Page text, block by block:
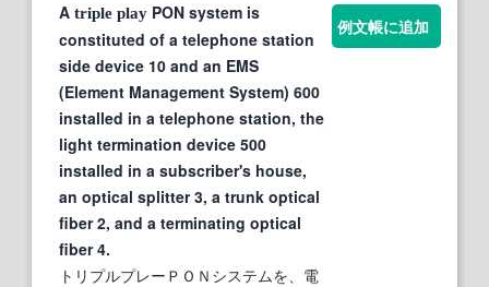
A triple play PON system is
constituted of a telephone station
side device 10 and an EMS
(Element Management System) 600
installed in a telephone station, the
light termination device 500
installed in a subscriber's house,
an optical splitter 3, a trunk optical
fiber 2, and a terminating optical
fiber 4.
トリプルプレーＰＯＮシステムを、電
例文帳に追加